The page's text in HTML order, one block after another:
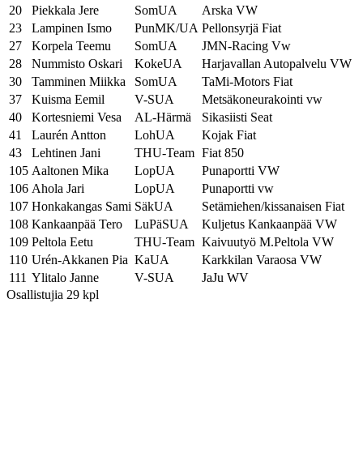
20
Piekkala Jere SomUA
Arska VW
23
Lampinen Ismo PunMK/UA Pellonsyrjä Fiat
27
Korpela Teemu SomUA
JMN-Racing Vw
28
Nummisto Oskari KokeUA
Harjavallan Autopalvelu VW
30
Tamminen Miikka SomUA
TaMi-Motors Fiat
37
Kuisma Eemil V-SUA
Metsäkoneurakointi vw
40
Kortesniemi Vesa AL-Härmä
Sikasiisti Seat
41
Laurén Antton LohUA
Kojak Fiat
43
Lehtinen Jani THU-Team Fiat 850
105 Aaltonen Mika LopUA
Punaportti VW
106 Ahola Jari LopUA
Punaportti vw
107 Honkakangas Sami SäkUA
Setämiehen/kissanaisen Fiat
108 Kankaanpää Tero LuPäSUA
Kuljetus Kankaanpää VW
109 Peltola Eetu THU-Team Kaivuutyö M.Peltola VW
110 Urén-Akkanen Pia KaUA
Karkkilan Varaosa VW
111 Ylitalo Janne V-SUA
JaJu WV
Osallistujia 29 kpl